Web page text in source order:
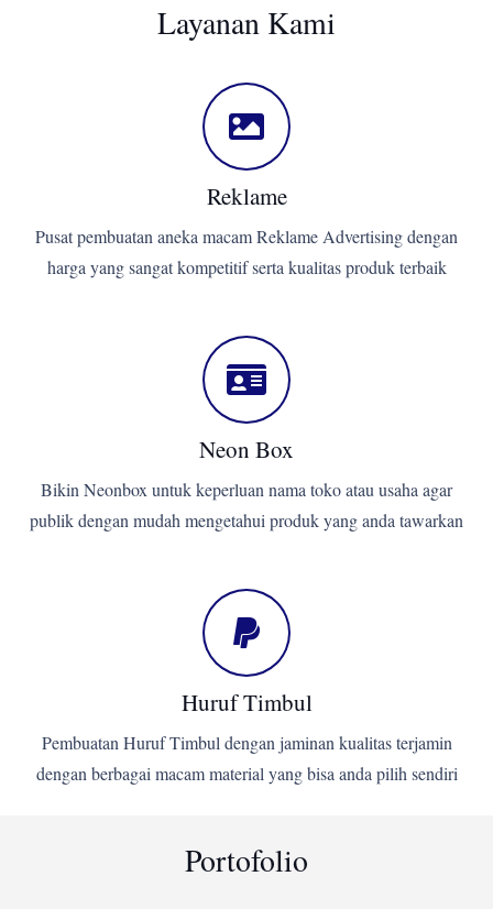
Layanan Kami
Reklame
Pusat pembuatan aneka macam Reklame Advertising dengan
harga yang sangat kompetitif serta kualitas produk terbaik
Neon Box
Bikin Neonbox untuk keperluan nama toko atau usaha agar
publik dengan mudah mengetahui produk yang anda tawarkan
Huruf Timbul
Pembuatan Huruf Timbul dengan jaminan kualitas terjamin
dengan berbagai macam material yang bisa anda pilih sendiri
Portofolio